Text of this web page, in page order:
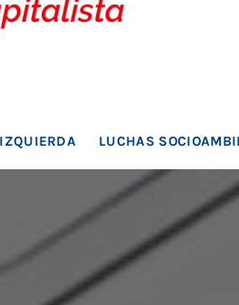
LUCHAS